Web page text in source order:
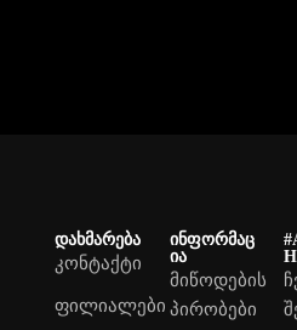
დახმარება
კონტაქტი
ფილიალები
ინფორმაც
ია
მიწოდების
პირობები